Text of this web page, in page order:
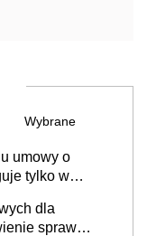
Wybrane
umowy o
tylko w
dla
spraw